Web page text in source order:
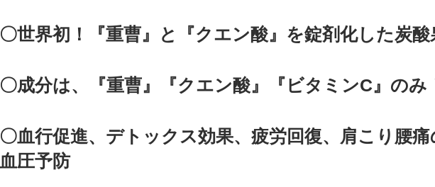
〇世界初！『重曹』と『クエン酸』を錠剤化した炭
〇成分は、『重曹』『クエン酸』『ビタミンC』のみ
〇血行促進、デトックス効果、疲労回復、肩こり腰
血圧予防